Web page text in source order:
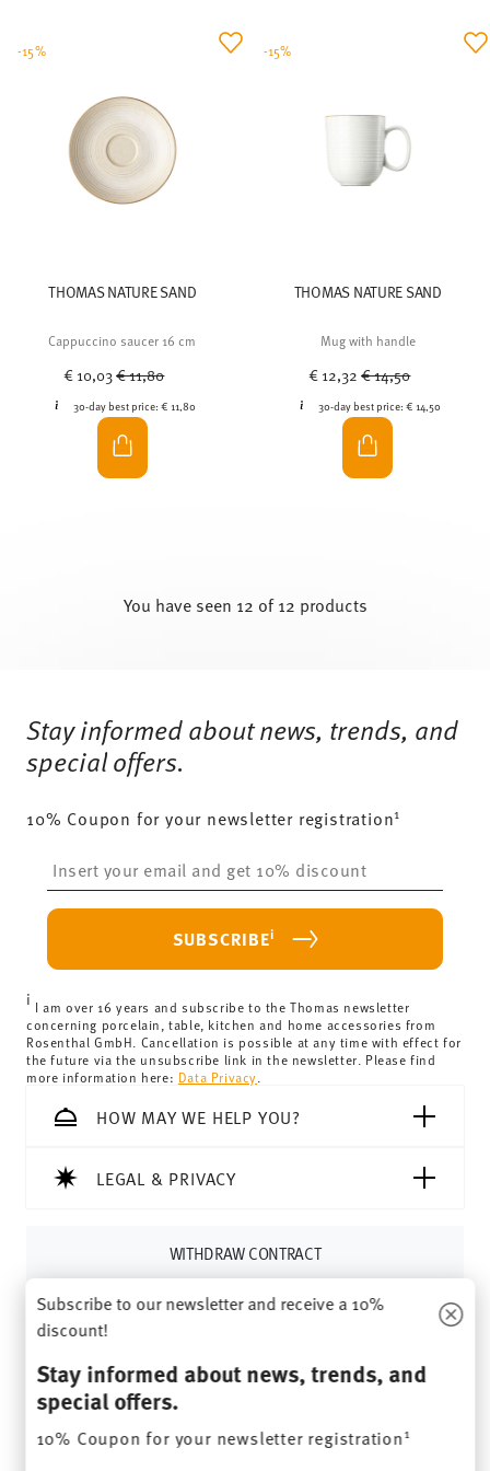
THOMAS NATURE SAND
Cappuccino saucer 16 cm
€ 10,03Price reduced from
€ 11,80
30-day best price: € 11,80
-15%
THOMAS NATURE SAND
Mug with handle
€ 12,32Price reduced from
€ 14,50
30-day best price:€ 14,50
-15%
You have seen 12 of 12 products
Stay informed about news, trends, and
special offers.
10% Coupon for your newsletter registration1
SUBSCRIBEi
i I am over 16 years and subscribe to the Thomas newsletter
concerning porcelain, table, kitchen and home accessories from
Rosenthal GmbH. Cancellation is possible at any time with effect for
the future via the unsubscribe link in the newsletter. Please find
more information here: Data Privacy
HOW MAY WE HELP YOU?
LEGAL & PRIVACY
WITHDRAW CONTRACT
Follow us on
Subscribe to our newsletter and receive a 10%
discount!
Stay informed about news, trends, and
special offers.
10% Coupon for your newsletter registration1